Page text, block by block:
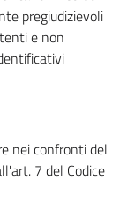
pregiudizievoli
e non
nei confronti del
7 del Codice